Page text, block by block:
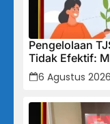
Pengelolaan
Tidak Efektif:
Penuh dan
6 Agustus 2026